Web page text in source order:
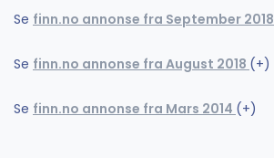
Se finn.no annonse fra September 2018
Se finn.no annonse fra August 2018 (+)
Se finn.no annonse fra Mars 2014 (+)